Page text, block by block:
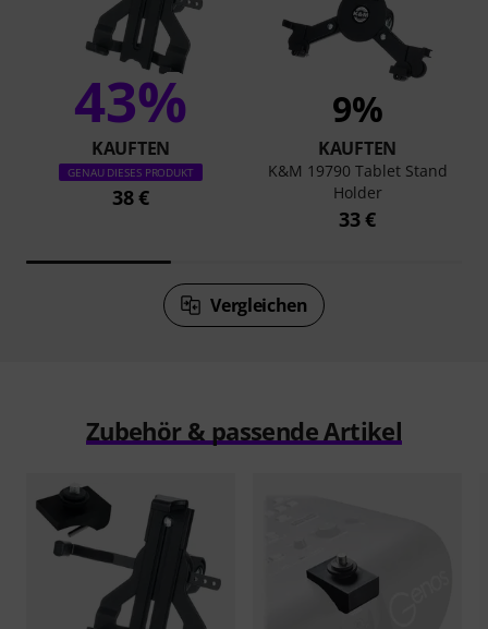
43%
KAUFTEN
GENAU DIESES PRODUKT
38 €
9%
KAUFTEN
K&M 19790 Tablet Stand
Holder
33 €
Vergleichen
Zubehör & passende Artikel